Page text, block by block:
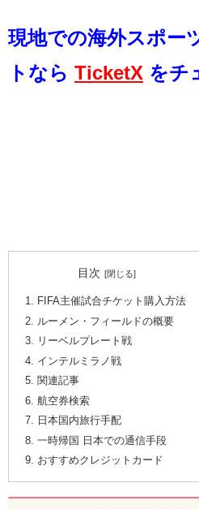
現地での海外スポー
トなら TicketX をチ
目次
FIFA主催試合チケット購入方法
ルーメン・フィールドの概要
リーベルプレート戦
インテルミラノ戦
関連記事
航空券検索
日本国内旅行手配
一時帰国 日本での通信手段
おすすめクレジットカード